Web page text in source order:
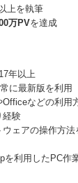
以上を執筆
万PVを達成
年以上
に最新版を利用
などの利用
経験
ェアの操作方法
を利用したPC作